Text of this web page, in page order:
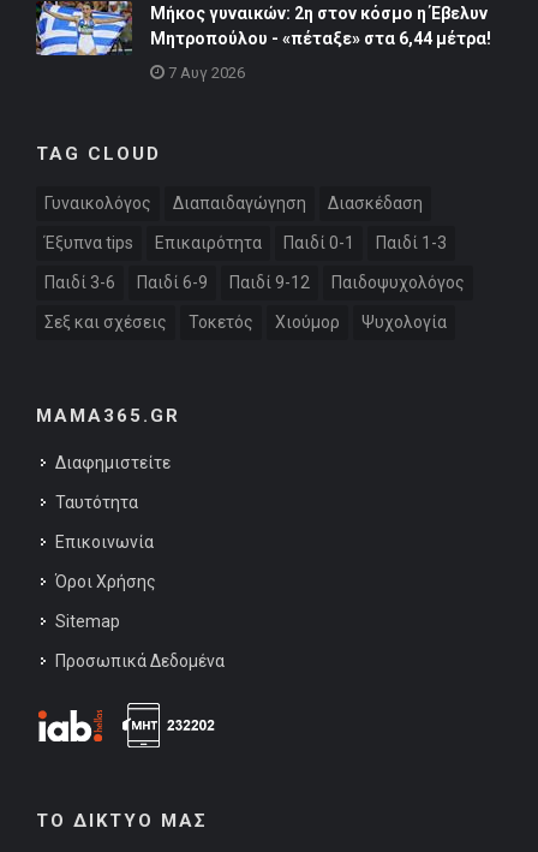
Μήκος γυναικών: 2η στον κόσμο η Έβελυν
Μητροπούλου - «πέταξε» στα 6,44 μέτρα!
7 Αυγ 2026
TAG CLOUD
Γυναικολόγος Διαπαιδαγώγηση Διασκέδαση
Έξυπνα tips Επικαιρότητα Παιδί 0-1 Παιδί 1-3
Παιδί 3-6 Παιδί 6-9 Παιδί 9-12 Παιδοψυχολόγος
Σεξ και σχέσεις Τοκετός Χιούμορ Ψυχολογία
MAMA365.GR
Διαφημιστείτε
Ταυτότητα
Επικοινωνία
Όροι Χρήσης
Sitemap
Προσωπικά Δεδομένα
ΤΟ ΔΙΚΤΥΟ ΜΑΣ